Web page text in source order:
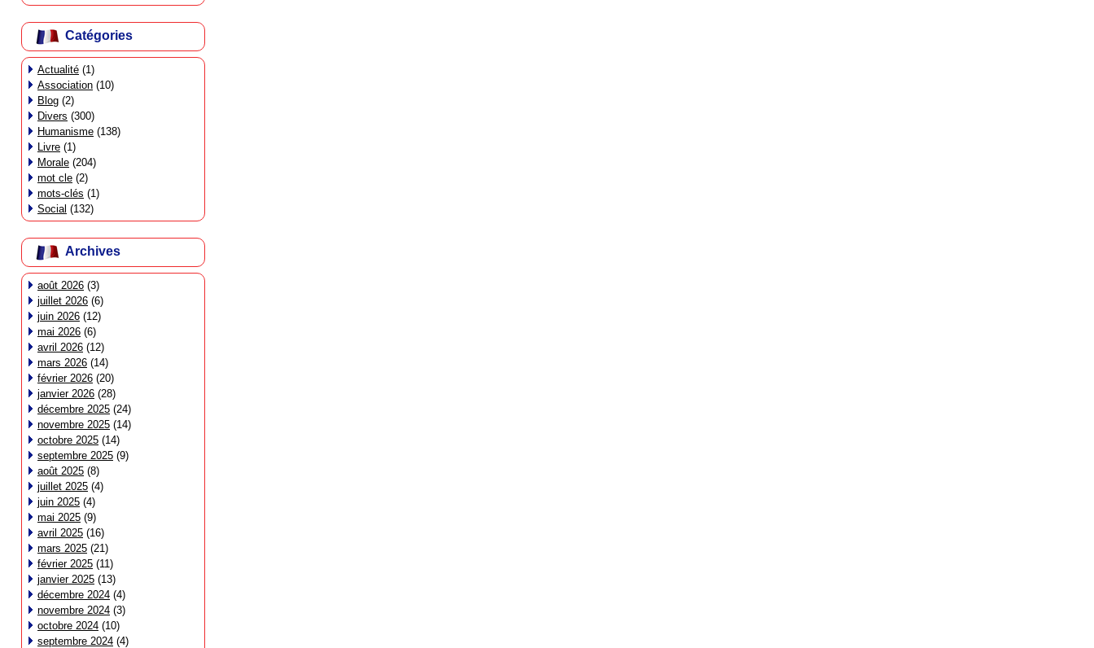
Catégories
Actualité (1)
Association (10)
Blog (2)
Divers (300)
Humanisme (138)
Livre (1)
Morale (204)
mot cle (2)
mots-clés (1)
Social (132)
Archives
août 2026 (3)
juillet 2026 (6)
juin 2026 (12)
mai 2026 (6)
avril 2026 (12)
mars 2026 (14)
février 2026 (20)
janvier 2026 (28)
décembre 2025 (24)
novembre 2025 (14)
octobre 2025 (14)
septembre 2025 (9)
août 2025 (8)
juillet 2025 (4)
juin 2025 (4)
mai 2025 (9)
avril 2025 (16)
mars 2025 (21)
février 2025 (11)
janvier 2025 (13)
décembre 2024 (4)
novembre 2024 (3)
octobre 2024 (10)
septembre 2024 (4)